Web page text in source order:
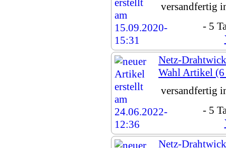
versandfertig
- 5
Netz-
Wahl Artikel
versandfertig
- 5
Netz-